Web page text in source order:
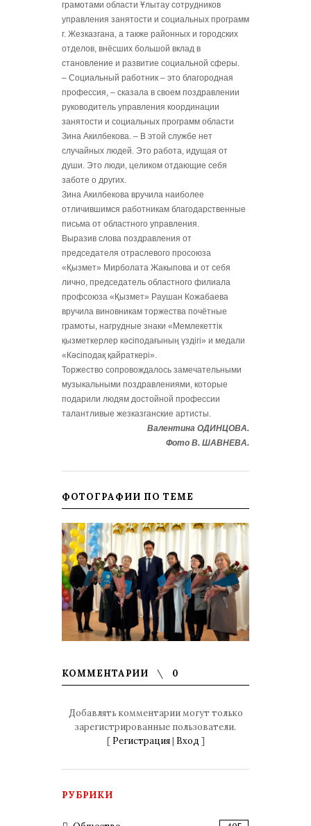
грамотами области Ұлытау сотрудников
управления занятости и социальных программ
г. Жезказгана, а также районных и городских
отделов, внёсших большой вклад в
становление и развитие социальной сферы.
– Социальный работник – это благородная
профессия, – сказала в своем поздравлении
руководитель управления координации
занятости и социальных программ области
Зина Акилбекова. – В этой службе нет
случайных людей. Это работа, идущая от
души. Это люди, целиком отдающие себя
заботе о других.
Зина Акилбекова вручила наиболее
отличившимся работникам благодарственные
письма от областного управления.
Выразив слова поздравления от
председателя отраслевого просоюза
«Қызмет» Мирболата Жакыпова и от себя
лично, председатель областного филиала
профсоюза «Қызмет» Раушан Кожабаева
вручила виновникам торжества почётные
грамоты, нагрудные знаки «Мемлекеттік
қызметкерлер кәсіподағының үздігі» и медали
«Кәсіподақ қайраткері».
Торжество сопровождалось замечательными
музыкальными поздравлениями, которые
подарили людям достойной профессии
талантливые жезказганские артисты.
Валентина ОДИНЦОВА.
Фото В. ШАВНЕВА.
ФОТОГРАФИИ ПО ТЕМЕ
КОММЕНТАРИИ 0
Добавлять комментарии могут только
зарегистрированные пользователи.
[ Регистрация| Вход ]
РУБРИКИ